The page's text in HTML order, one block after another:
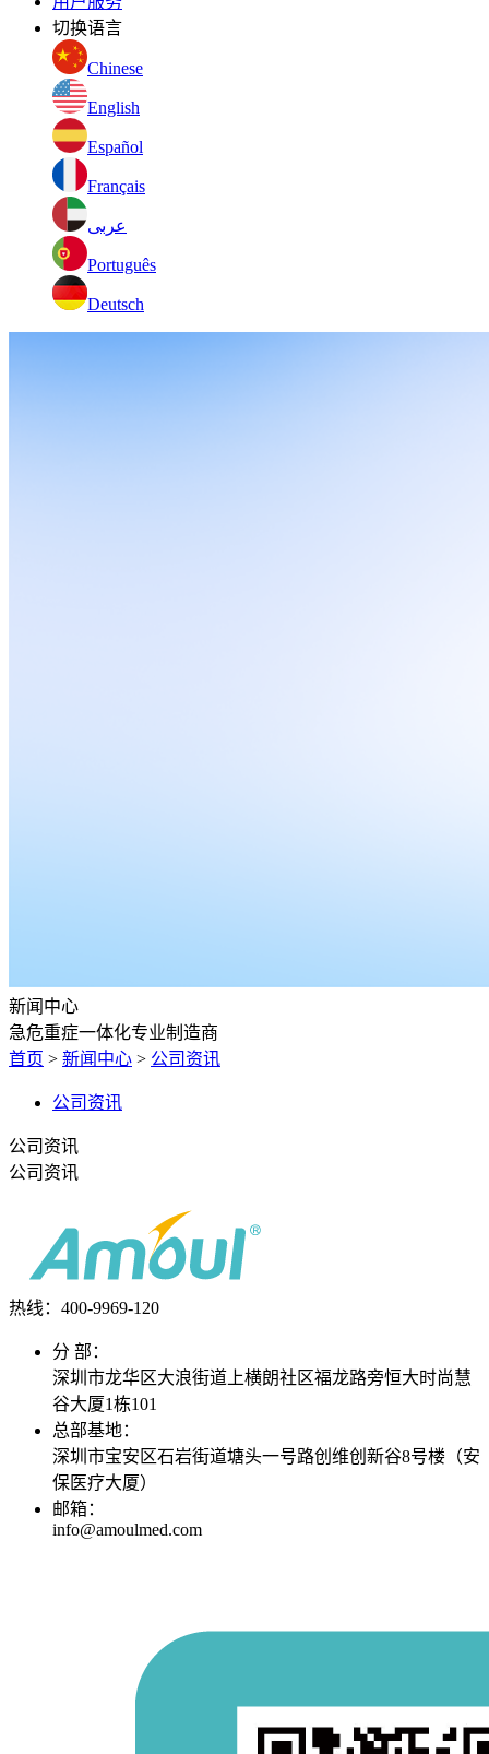
切换语言
Chinese
English
Español
Français
عربى
Português
Deutsch
新闻中心
急危重症一体化专业制造商
首页 > 新闻中心 > 公司资讯
公司资讯
公司资讯
公司资讯
热线：400-9969-120
分 部：
深圳市龙华区大浪街道上横朗社区福龙路旁恒大时尚慧
谷大厦1栋101
总部基地：
深圳市宝安区石岩街道塘头一号路创维创新谷8号楼（安
保医疗大厦）
邮箱：
info@amoulmed.com